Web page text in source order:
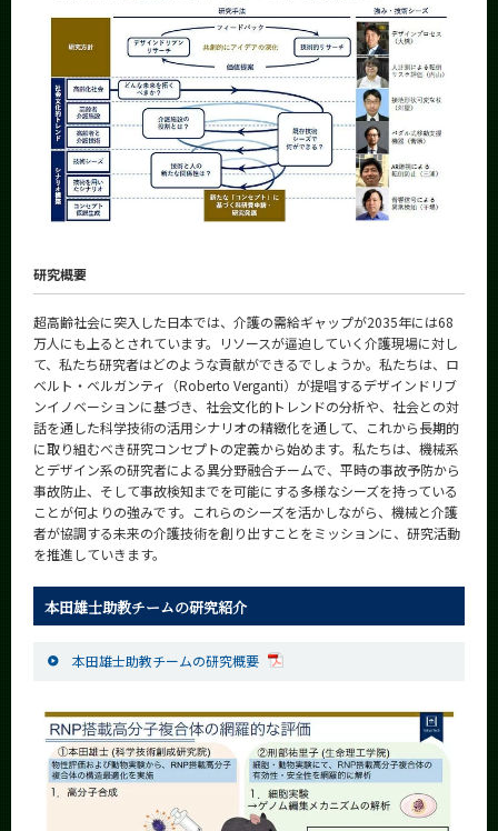
研究概要
超高齢社会に突入した日本では、介護の需給ギャップが2035年には68
万人にも上るとされています。リソースが逼迫していく介護現場に対し
て、私たち研究者はどのような貢献ができるでしょうか。私たちは、ロ
ベルト・ベルガンティ（Roberto Verganti）が提唱するデザインドリブ
ンイノベーションに基づき、社会文化的トレンドの分析や、社会との対
話を通した科学技術の活用シナリオの精緻化を通して、これから長期的
に取り組むべき研究コンセプトの定義から始めます。私たちは、機械系
とデザイン系の研究者による異分野融合チームで、平時の事故予防から
事故防止、そして事故検知までを可能にする多様なシーズを持っている
ことが何よりの強みです。これらのシーズを活かしながら、機械と介護
者が協調する未来の介護技術を創り出すことをミッションに、研究活動
を推進していきます。
本田雄士助教チームの研究紹介
本田雄士助教チームの研究概要